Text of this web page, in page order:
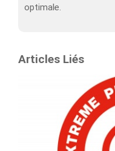
optimale.
Articles Liés